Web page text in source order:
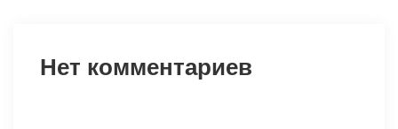
Нет комментариев